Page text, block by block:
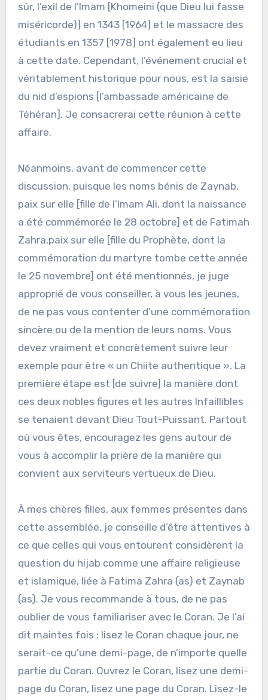
sûr, l’exil de l’Imam [Khomeini (que Dieu lui fasse
miséricorde)] en 1343 [1964] et le massacre des
étudiants en 1357 [1978] ont également eu lieu
à cette date. Cependant, l’événement crucial et
véritablement historique pour nous, est la saisie
du nid d’espions [l’ambassade américaine de
Téhéran]. Je consacrerai cette réunion à cette
affaire.
Néanmoins, avant de commencer cette
discussion, puisque les noms bénis de Zaynab,
paix sur elle [fille de l’Imam Ali, dont la naissance
a été commémorée le 28 octobre] et de Fatimah
Zahra,paix sur elle [fille du Prophète, dont la
commémoration du martyre tombe cette année
le 25 novembre] ont été mentionnés, je juge
approprié de vous conseiller, à vous les jeunes,
de ne pas vous contenter d’une commémoration
sincère ou de la mention de leurs noms. Vous
devez vraiment et concrètement suivre leur
exemple pour être « un Chiite authentique ». La
première étape est [de suivre] la manière dont
ces deux nobles figures et les autres Infaillibles
se tenaient devant Dieu Tout-Puissant. Partout
où vous êtes, encouragez les gens autour de
vous à accomplir la prière de la manière qui
convient aux serviteurs vertueux de Dieu.
À mes chères filles, aux femmes présentes dans
cette assemblée, je conseille d’être attentives à
ce que celles qui vous entourent considèrent la
question du hijab comme une affaire religieuse
et islamique, liée à Fatima Zahra (as) et Zaynab
(as). Je vous recommande à tous, de ne pas
oublier de vous familiariser avec le Coran. Je l’ai
dit maintes fois : lisez le Coran chaque jour, ne
serait-ce qu’une demi-page, de n’importe quelle
partie du Coran. Ouvrez le Coran, lisez une demi-
page du Coran, lisez une page du Coran. Lisez-le